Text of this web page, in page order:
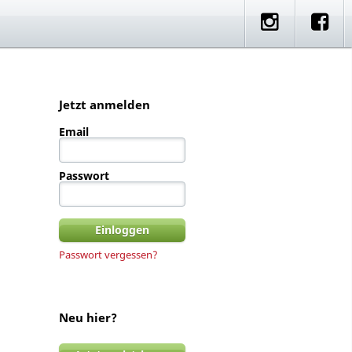
Jetzt anmelden
Email
Passwort
Passwort vergessen?
Neu hier?